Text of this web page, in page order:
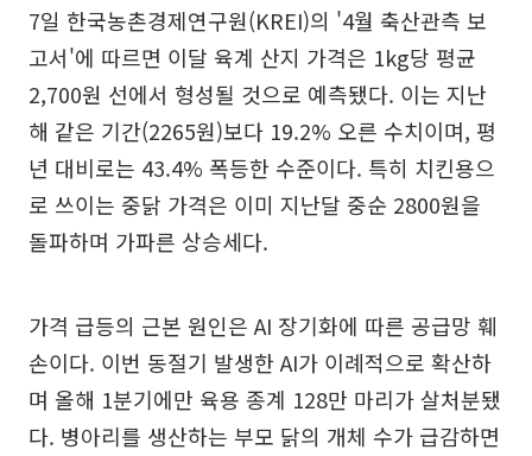
7일 한국농촌경제연구원(KREI)의 '4월 축산관측 보
고서'에 따르면 이달 육계 산지 가격은 1kg당 평균
2,700원 선에서 형성될 것으로 예측됐다. 이는 지난
해 같은 기간(2265원)보다 19.2% 오른 수치이며, 평
년 대비로는 43.4% 폭등한 수준이다. 특히 치킨용으
로 쓰이는 중닭 가격은 이미 지난달 중순 2800원을
돌파하며 가파른 상승세다.
가격 급등의 근본 원인은 AI 장기화에 따른 공급망 훼
손이다. 이번 동절기 발생한 AI가 이례적으로 확산하
며 올해 1분기에만 육용 종계 128만 마리가 살처분됐
다. 병아리를 생산하는 부모 닭의 개체 수가 급감하면